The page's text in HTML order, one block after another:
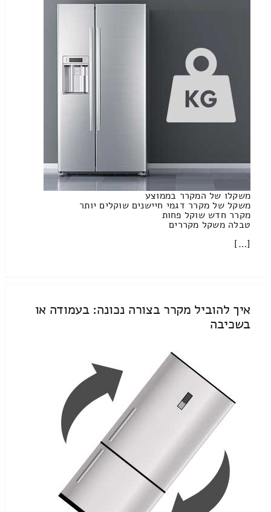
משקלו של המקרר בממוצע
משקל של מקרר דגמי חיישנים שוקלים יותר
מקרר חדש שוקל פחות
טבלה משקל מקררים
[…]
איך להוביל מקרר בצורה נכונה: בעמודה או
בשכיבה